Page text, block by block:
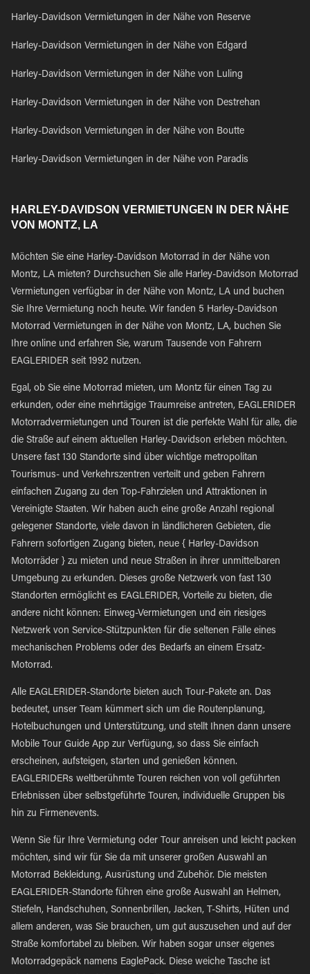
Harley-Davidson Vermietungen in der Nähe von Reserve
Harley-Davidson Vermietungen in der Nähe von Edgard
Harley-Davidson Vermietungen in der Nähe von Luling
Harley-Davidson Vermietungen in der Nähe von Destrehan
Harley-Davidson Vermietungen in der Nähe von Boutte
Harley-Davidson Vermietungen in der Nähe von Paradis
HARLEY-DAVIDSON VERMIETUNGEN IN DER NÄHE
VON MONTZ, LA
Möchten Sie eine Harley-Davidson Motorrad in der Nähe von
Montz, LA mieten? Durchsuchen Sie alle Harley-Davidson Motorrad
Vermietungen verfügbar in der Nähe von Montz, LA und buchen
Sie Ihre Vermietung noch heute. Wir fanden 5 Harley-Davidson
Motorrad Vermietungen in der Nähe von Montz, LA, buchen Sie
Ihre online und erfahren Sie, warum Tausende von Fahrern
EAGLERIDER seit 1992 nutzen.
Egal, ob Sie eine Motorrad mieten, um Montz für einen Tag zu
erkunden, oder eine mehrtägige Traumreise antreten, EAGLERIDER
Motorradvermietungen und Touren ist die perfekte Wahl für alle, die
die Straße auf einem aktuellen Harley-Davidson erleben möchten.
Unsere fast 130 Standorte sind über wichtige metropolitan
Tourismus- und Verkehrszentren verteilt und geben Fahrern
einfachen Zugang zu den Top-Fahrzielen und Attraktionen in
Vereinigte Staaten. Wir haben auch eine große Anzahl regional
gelegener Standorte, viele davon in ländlicheren Gebieten, die
Fahrern sofortigen Zugang bieten, neue { Harley-Davidson
Motorräder } zu mieten und neue Straßen in ihrer unmittelbaren
Umgebung zu erkunden. Dieses große Netzwerk von fast 130
Standorten ermöglicht es EAGLERIDER, Vorteile zu bieten, die
andere nicht können: Einweg-Vermietungen und ein riesiges
Netzwerk von Service-Stützpunkten für die seltenen Fälle eines
mechanischen Problems oder des Bedarfs an einem Ersatz-
Motorrad.
Alle EAGLERIDER-Standorte bieten auch Tour-Pakete an. Das
bedeutet, unser Team kümmert sich um die Routenplanung,
Hotelbuchungen und Unterstützung, und stellt Ihnen dann unsere
Mobile Tour Guide App zur Verfügung, so dass Sie einfach
erscheinen, aufsteigen, starten und genießen können.
EAGLERIDERs weltberühmte Touren reichen von voll geführten
Erlebnissen über selbstgeführte Touren, individuelle Gruppen bis
hin zu Firmenevents.
Wenn Sie für Ihre Vermietung oder Tour anreisen und leicht packen
möchten, sind wir für Sie da mit unserer großen Auswahl an
Motorrad Bekleidung, Ausrüstung und Zubehör. Die meisten
EAGLERIDER-Standorte führen eine große Auswahl an Helmen,
Stiefeln, Handschuhen, Sonnenbrillen, Jacken, T-Shirts, Hüten und
allem anderen, was Sie brauchen, um gut auszusehen und auf der
Straße komfortabel zu bleiben. Wir haben sogar unser eigenes
Motorradgepäck namens EaglePack. Diese weiche Tasche ist